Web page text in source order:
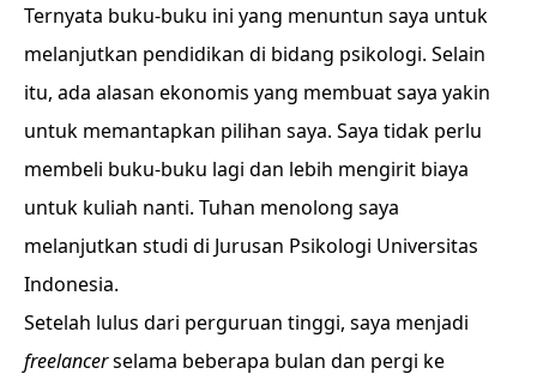
Ternyata buku-buku ini yang menuntun saya untuk
melanjutkan pendidikan di bidang psikologi. Selain
itu, ada alasan ekonomis yang membuat saya yakin
untuk memantapkan pilihan saya. Saya tidak perlu
membeli buku-buku lagi dan lebih mengirit biaya
untuk kuliah nanti. Tuhan menolong saya
melanjutkan studi di Jurusan Psikologi Universitas
Indonesia.
Setelah lulus dari perguruan tinggi, saya menjadi
freelancerselama beberapa bulan dan pergi ke